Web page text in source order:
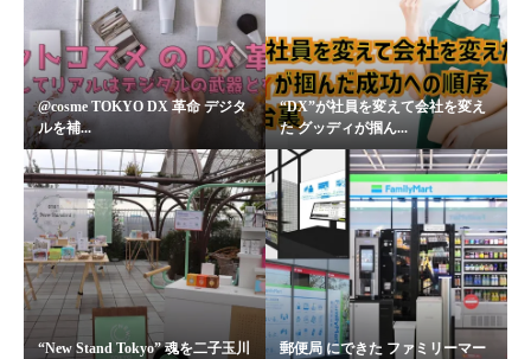
@cosme TOKYO DX 革命 デジタ
ルを補...
“DX”が社員を変えて会社を変え
た グッディが掴ん...
“New Stand Tokyo” 魂を二子玉川
郵便局 にできた ファミリーマー